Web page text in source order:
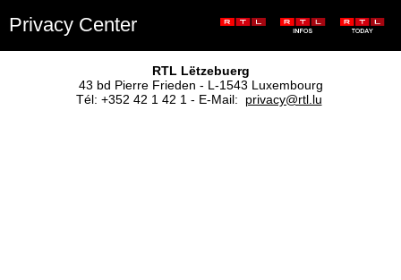
Privacy Center
RTL Lëtzebuerg
43 bd Pierre Frieden - L-1543 Luxembourg
Tél: +352 42 1 42 1 - E-Mail:
privacy@rtl.lu